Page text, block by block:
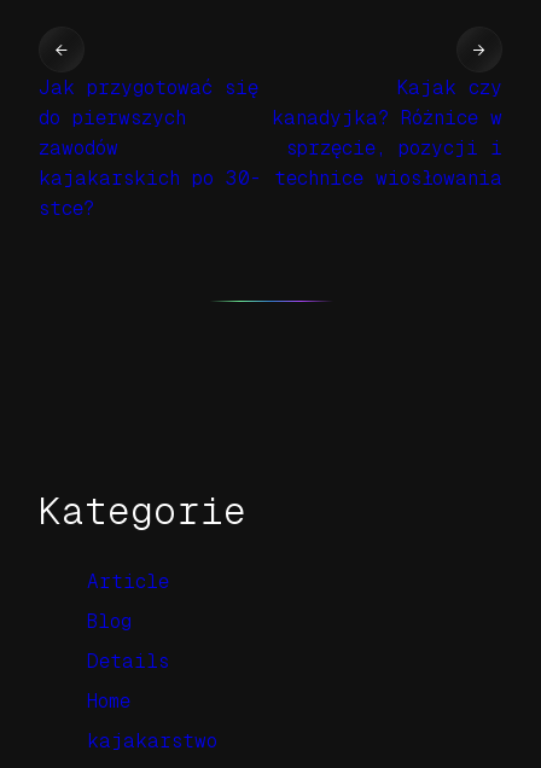
←
Jak przygotować się
do pierwszych
zawodów
kajakarskich po 30-
stce?
Kajak czy
kanadyjka? Różnice w
sprzęcie, pozycji i
technice wiosłowania
→
Kategorie
Article
Blog
Details
Home
kajakarstwo